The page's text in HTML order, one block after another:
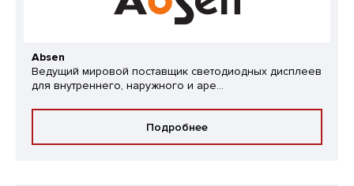
Absen
Ведущий мировой поставщик светодиодных дисплеев
для внутреннего, наружного и аре...
Подробнее